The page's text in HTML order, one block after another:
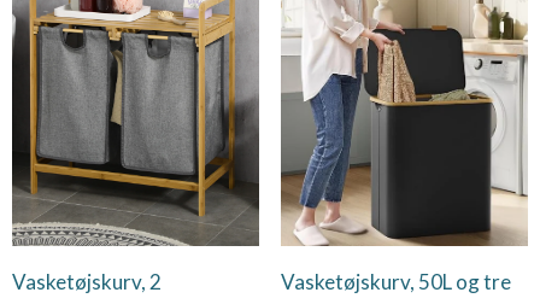
Vasketøjskurv, 2
Vasketøjskurv, 50L og tre